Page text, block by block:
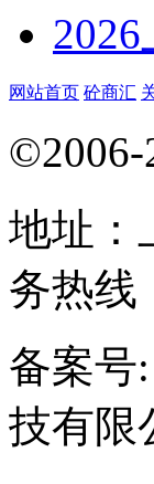
网站首页 砼商汇
©2006-
地址：
务热线
备案号:
技有限